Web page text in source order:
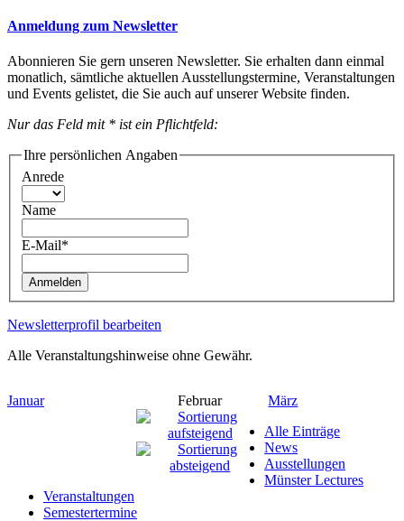
Anmeldung zum Newsletter
Abonnieren Sie gern unseren Newsletter. Sie erhalten dann einmal
monatlich, sämtliche aktuellen Ausstellungstermine, Veranstaltungen
und Events gelistet, die Sie auch auf unserer Website finden.
Nur das Feld mit * ist ein Pflichtfeld:
Ihre persönlichen Angaben
Anrede
Name
E-Mail*
Anmelden
Newsletterprofil bearbeiten
Alle Veranstaltungshinweise ohne Gewähr.
Januar Februar
März
Alle Einträge
News
Ausstellungen
Münster Lectures
Veranstaltungen
Semestertermine